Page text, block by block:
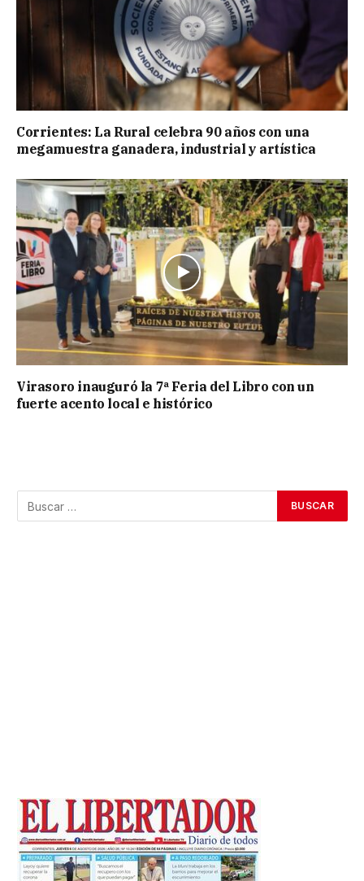
Corrientes: La Rural celebra 90 años con una
megamuestra ganadera, industrial y artística
Virasoro inauguró la 7ª Feria del Libro con un
fuerte acento local e histórico